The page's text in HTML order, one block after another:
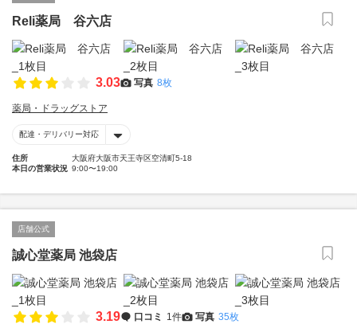
Reli薬局 谷六店
3.03 写真 8枚
薬局・ドラッグストア
配達・デリバリー対応
住所
大阪府大阪市天王寺区空清町5-18
本日の営業状況 9:00〜19:00
店舗公式
誠心堂薬局 池袋店
3.19 口コミ 1件 写真 35枚